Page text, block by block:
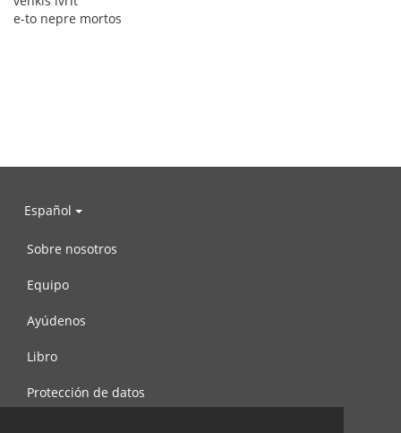
e-to nepre mortos
Español
Sobre nosotros
Equipo
Ayúdenos
Libro
Protección de datos